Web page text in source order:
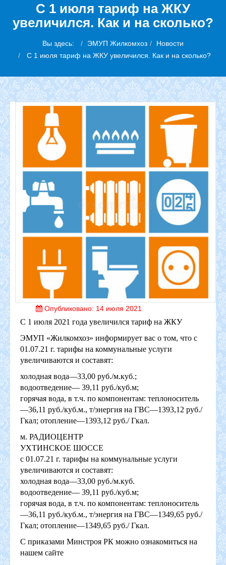
С 1 июля тариф на ЖКУ
увеличился. Как и на сколько?
Вы здесь: ЭМУП Жилкомхоз
Новости
С 1 июля тариф на ЖКУ увеличился. Как и на сколько?
Опубликовано: 14 июля 2021
С 1 июля 2021 года увеличился тариф на ЖКУ
ЭМУП «Жилкомхоз» информирует вас о том, что с
01.07.21 г. тарифы на коммунальные услуги
увеличиваются и составят:
холодная вода—33,00 руб./м.куб.;
водоотведение— 39,11 руб./куб.м;
горячая вода, в т.ч. по компонентам: теплоноситель
—36,11 руб./куб.м., т/энергия на ГВС—1393,12 руб./
Гкал; отопление—1393,12 руб./ Гкал.
м. РАДИОЦЕНТР
УХТИНСКОЕ ШОССЕ
с 01.07.21 г. тарифы на коммунальные услуги
увеличиваются и составят:
холодная вода—33,00 руб./м.куб.
водоотведение— 39,11 руб./куб.м;
горячая вода, в т.ч. по компонентам: теплоноситель
—36,11 руб./куб.м., т/энергия на ГВС—1349,65 руб./
Гкал; отопление—1349,65 руб./ Гкал.
С приказами Минстроя РК можно ознакомиться на
нашем сайте